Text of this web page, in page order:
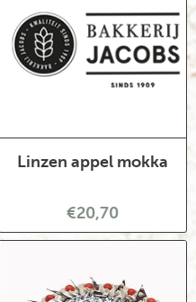
Linzen appel mokka
€20,70